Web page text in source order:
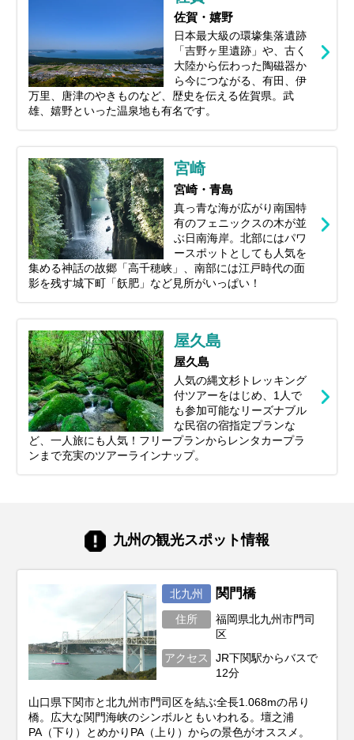
佐賀・嬉野
日本最大級の環壕集落遺跡
「吉野ヶ里遺跡」や、古く
大陸から伝わった陶磁器か
ら今につながる、有田、伊
万里、唐津のやきものなど、歴史を伝える佐賀県。武
雄、嬉野といった温泉地も有名です。
宮崎
宮崎・青島
真っ青な海が広がり南国特
有のフェニックスの木が並
ぶ日南海岸。北部にはパワ
ースポットとしても人気を
集める神話の故郷「高千穂峡」、南部には江戸時代の面
影を残す城下町「飫肥」など見所がいっぱい！
屋久島
屋久島
人気の縄文杉トレッキング
付ツアーをはじめ、1人で
も参加可能なリーズナブル
な民宿の宿指定プランな
ど、一人旅にも人気！フリープランからレンタカープラ
ンまで充実のツアーラインナップ。
九州の観光スポット情報
北九州 関門橋
住所
福岡県北九州市門司
区
アクセス
JR下関駅からバスで
12分
山口県下関市と北九州市門司区を結ぶ全長1.068mの吊り
橋。広大な関門海峡のシンボルともいわれる。壇之浦
PA（下り）とめかりPA（上り）からの景色がオススメ。